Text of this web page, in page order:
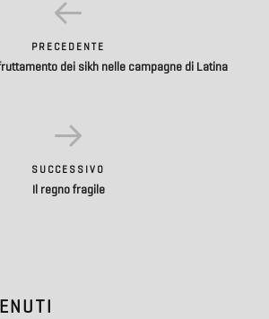
PRECEDENTE
dei sikh nelle campagne di Latina
SUCCESSIVO
Il regno fragile